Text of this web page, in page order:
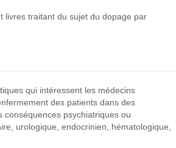
livres traitant du sujet du dopage par
qui intéressent les médecins
des patients dans des
psychiatriques ou
urologique, endocrinien, hématologique,